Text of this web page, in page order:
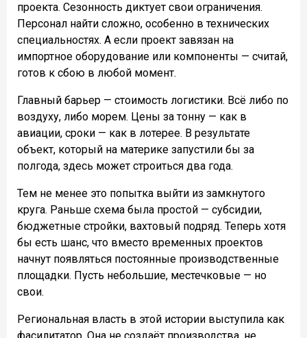
проекта. Сезонность диктует свои ограничения.
Персонал найти сложно, особенно в технических
специальностях. А если проект завязан на
импортное оборудование или компоненты — считай,
готов к сбою в любой момент.
Главный барьер — стоимость логистики. Всё либо по
воздуху, либо морем. Цены за тонну — как в
авиации, сроки — как в лотерее. В результате
объект, который на материке запустили бы за
полгода, здесь может строиться два года.
Тем не менее это попытка выйти из замкнутого
круга. Раньше схема была простой — субсидии,
бюджетные стройки, вахтовый подряд. Теперь хотя
бы есть шанс, что вместо временных проектов
начнут появляться постоянные производственные
площадки. Пусть небольшие, местечковые — но
свои.
Региональная власть в этой истории выступила как